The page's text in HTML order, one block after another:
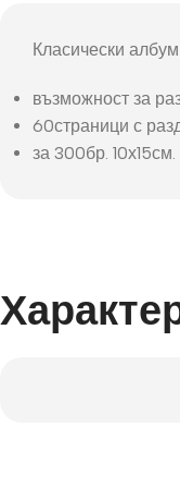
Класически
възможност за
60страници с
за 300бр.